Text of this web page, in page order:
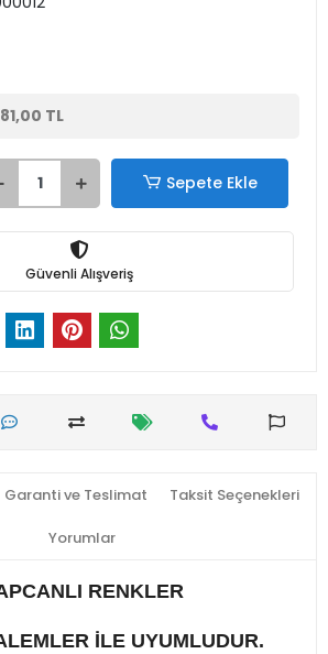
TL
Sepete Ekle
Güvenli Alışveriş
Garanti ve Teslimat Taksit Seçenekleri
Yorumlar
RENKLER
İLE UYUMLUDUR.